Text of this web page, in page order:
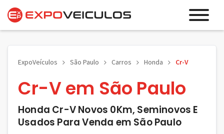
ExpoVeículos São Paulo Carros Honda Cr-V
Cr-V em São Paulo
Honda Cr-V Novos 0Km, Seminovos E
Usados Para Venda em São Paulo